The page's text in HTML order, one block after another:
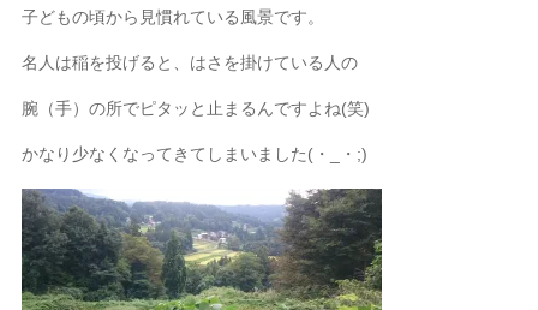
子どもの頃から見慣れている風景です。
名人は稲を投げると、はさを掛けている人の
腕（手）の所でピタッと止まるんですよね(笑)
かなり少なくなってきてしまいました(・_・;)